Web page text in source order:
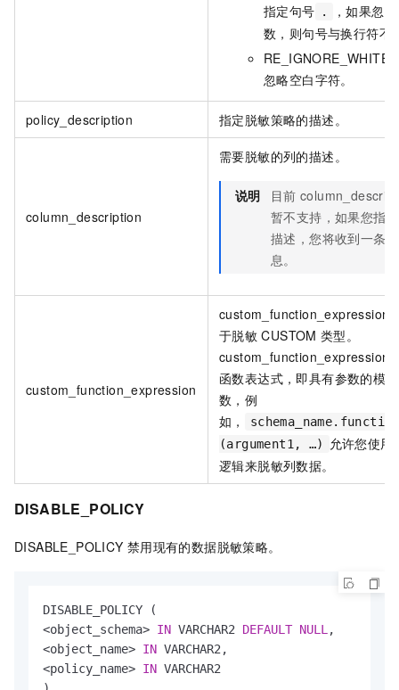
指定句号
.
，如果忽
数，则句号与换行符不
忽略空白字符。
policy_description 指定脱敏策略的描述。
column_description
需要脱敏的列的描述。
说明 目前
暂不支持，如果您指
描述，您将收到一条
息。
custom_function_expression
custom_function_expression
于脱敏 CUSTOM 类型。
custom_function_expression
函数表达式，即具有参数的模
数，例
如，
(argument1, …)
允许您使用
逻辑来脱敏列数据。
DISABLE_POLICY
DISABLE_POLICY 禁用现有的数据脱敏策略。
<object_schema> IN VARCHAR2 DEFAULT NULL
<object_name> IN
<policy_name> IN VARCHAR2